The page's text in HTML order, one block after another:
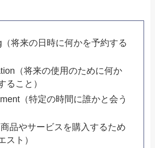
将来の日時に何かを予約する
（将来の使用のために何か
ること）
（特定の時間に誰かと会う
品やサービスを購入するため
スト）